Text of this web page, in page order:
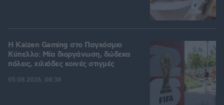
H Kaizen Gaming στο Παγκόσμιο
Kύπελλο: Μία διοργάνωση, δώδεκα
πόλεις, χιλιάδες κοινές στιγμές
05.08.2026, 08:38